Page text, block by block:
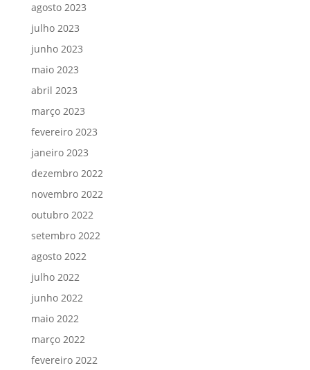
agosto 2023
julho 2023
junho 2023
maio 2023
abril 2023
março 2023
fevereiro 2023
janeiro 2023
dezembro 2022
novembro 2022
outubro 2022
setembro 2022
agosto 2022
julho 2022
junho 2022
maio 2022
março 2022
fevereiro 2022